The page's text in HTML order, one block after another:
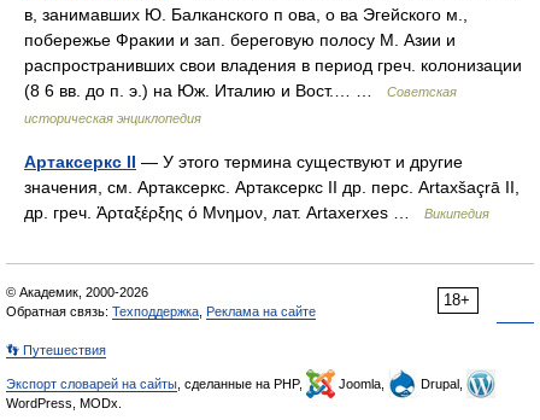
в, занимавших Ю. Балканского п ова, о ва Эгейского м.,
побережье Фракии и зап. береговую полосу М. Азии и
распространивших свои владения в период греч. колонизации
(8 6 вв. до п. э.) на Юж. Италию и Вост.… …
Советская
историческая энциклопедия
Артаксеркс II — У этого термина существуют и другие
значения, см. Артаксеркс. Артаксеркс II др. перс. Artaxšaçrā II,
др. греч. Ἀρταξέρξης ό Μνημον, лат. Artaxerxes …
Википедия
18+
© Академик, 2000-2026
Обратная связь: Техподдержка Реклама на сайте
👣 Путешествия
Экспорт словарей на сайты , сделанные на PHP, Joomla,
Drupal,
WordPress, MODx.